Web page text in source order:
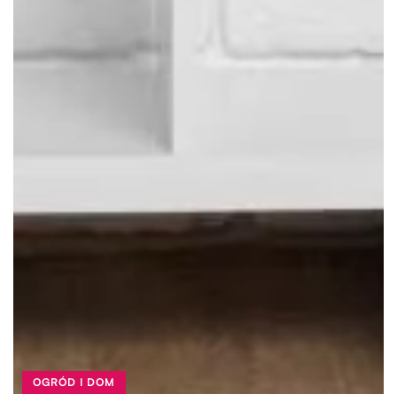
OGRÓD I DOM